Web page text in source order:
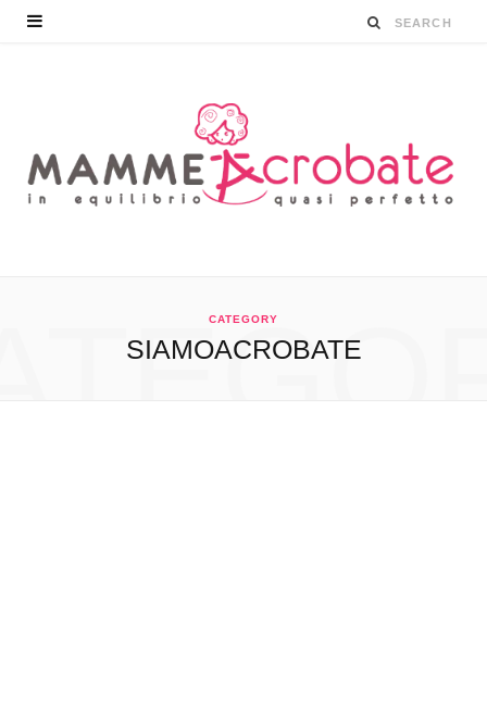
CATEGORY
SIAMOACROBATE